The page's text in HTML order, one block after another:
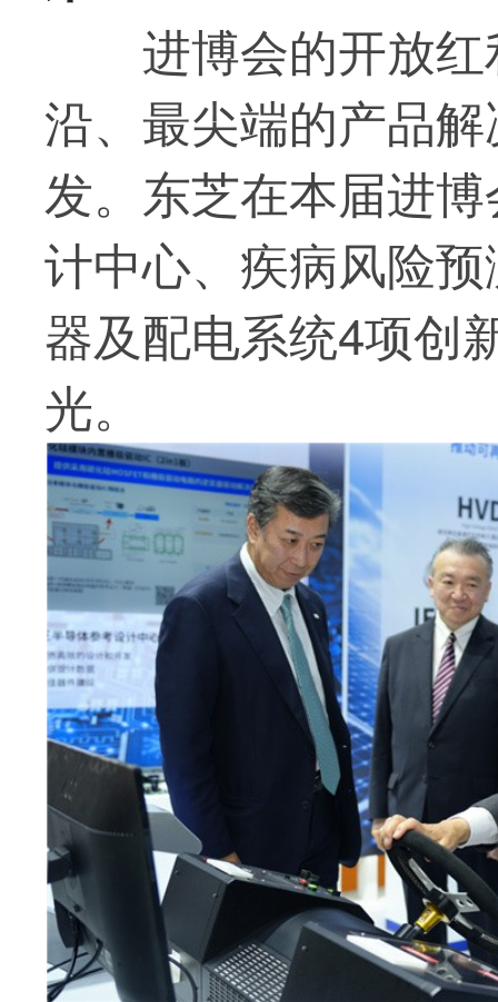
进博会的开放
沿、 最尖端的产品
发。东芝在本届进
计中心、疾病风险
器及配电系统4项创
光。